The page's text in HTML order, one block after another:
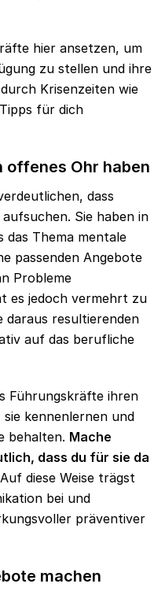
hier ansetzen, um
zu stellen und ihre
Krisenzeiten wie
für dich
offenes Ohr haben
dass
Sie haben in
das Thema mentale
passenden Angebote
Probleme
es jedoch vermehrt zu
daraus resultierenden
auf das berufliche
Führungskräfte ihren
kennenlernen und
behalten. Mache
dass du für sie da
Auf diese Weise trägst
bei und
präventiver
machen